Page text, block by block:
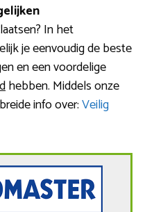
In het
je eenvoudig de beste
en een voordelige
hebben. Middels onze
info over:Veilig